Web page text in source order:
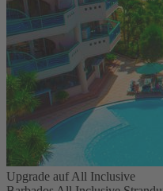
Upgrade auf All Inclusive